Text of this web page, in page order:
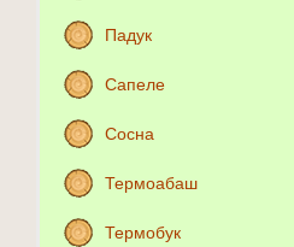
Падук
Сапеле
Сосна
Термоабаш
Термобук